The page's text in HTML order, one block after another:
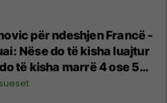
për ndeshjen Francë -
Nëse do të kisha luajtur
të kisha marrë 4 ose 5
të kuq